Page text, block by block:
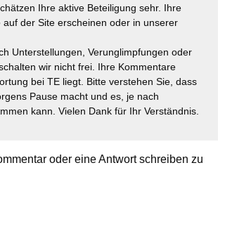
Ihre aktive Beteiligung sehr. Ihre
der Site erscheinen oder in unserer
Unterstellungen, Verunglimpfungen oder
wir nicht frei. Ihre Kommentare
bei TE liegt. Bitte verstehen Sie, dass
Pause macht und es, je nach
kann. Vielen Dank für Ihr Verständnis.
oder eine Antwort schreiben zu